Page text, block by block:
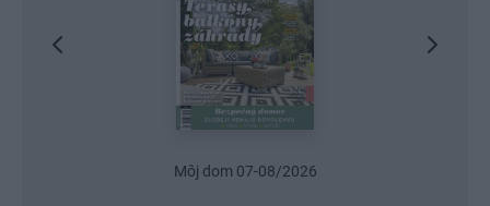
Urob si sám 6/2026